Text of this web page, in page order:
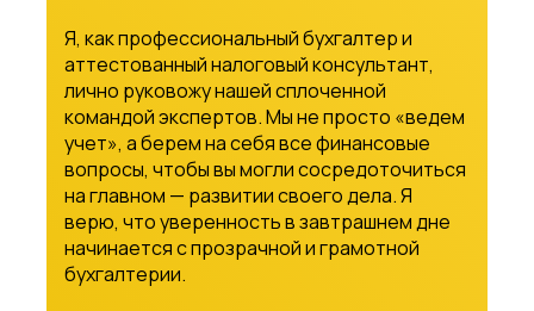
Я, как профессиональный бухгалтер и
аттестованный налоговый консультант,
лично руковожу нашей сплоченной
командой экспертов. Мы не просто «ведем
учет», а берем на себя все финансовые
вопросы, чтобы вы могли сосредоточиться
на главном — развитии своего дела. Я
верю, что уверенность в завтрашнем дне
начинается с прозрачной и грамотной
бухгалтерии.